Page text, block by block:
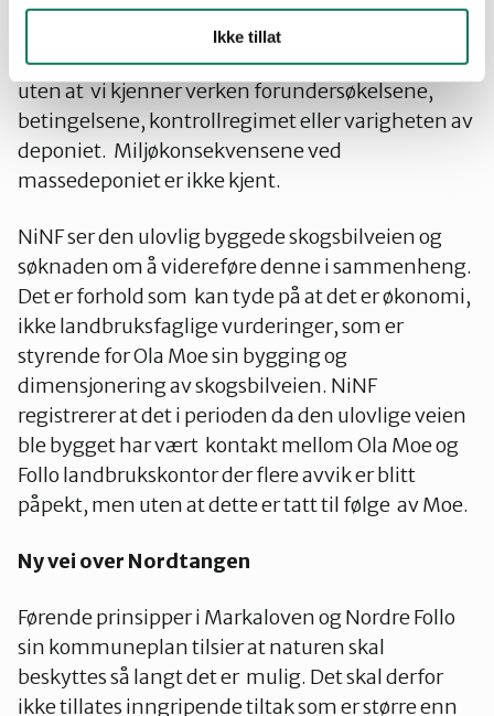
Ikke tillat
med at landbrukskontoret høsten 2021 ga
tillatelse til midlertidig masselagring i området
uten at vi kjenner verken forundersøkelsene,
betingelsene, kontrollregimet eller varigheten av
deponiet. Miljøkonsekvensene ved
massedeponiet er ikke kjent.
NiNF ser den ulovlig byggede skogsbilveien og
søknaden om å videreføre denne i sammenheng.
Det er forhold som kan tyde på at det er økonomi,
ikke landbruksfaglige vurderinger, som er
styrende for Ola Moe sin bygging og
dimensjonering av skogsbilveien. NiNF
registrerer at det i perioden da den ulovlige veien
ble bygget har vært kontakt mellom Ola Moe og
Follo landbrukskontor der flere avvik er blitt
påpekt, men uten at dette er tatt til følge av Moe.
Ny vei over Nordtangen
Førende prinsipper i Markaloven og Nordre Follo
sin kommuneplan tilsier at naturen skal
beskyttes så langt det er mulig. Det skal derfor
ikke tillates inngripende tiltak som er større enn